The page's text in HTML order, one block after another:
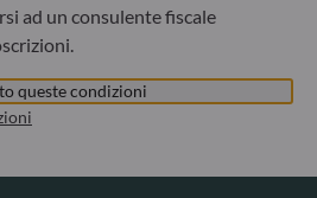
approvata dalla
ad un consulente fiscale
queste condizioni